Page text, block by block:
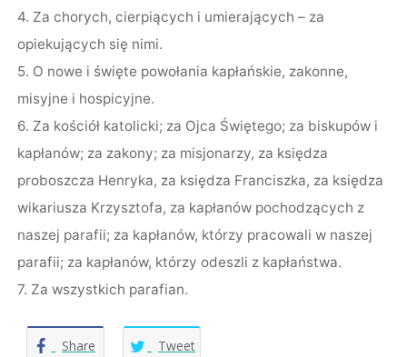
4. Za chorych, cierpiących i umierających – za
opiekujących się nimi.
5. O nowe i święte powołania kapłańskie, zakonne,
misyjne i hospicyjne.
6. Za kościół katolicki; za Ojca Świętego; za biskupów i
kapłanów; za zakony; za misjonarzy, za księdza
proboszcza Henryka, za księdza Franciszka, za księdza
wikariusza Krzysztofa, za kapłanów pochodzących z
naszej parafii; za kapłanów, którzy pracowali w naszej
parafii; za kapłanów, którzy odeszli z kapłaństwa.
7. Za wszystkich parafian.
Share Tweet